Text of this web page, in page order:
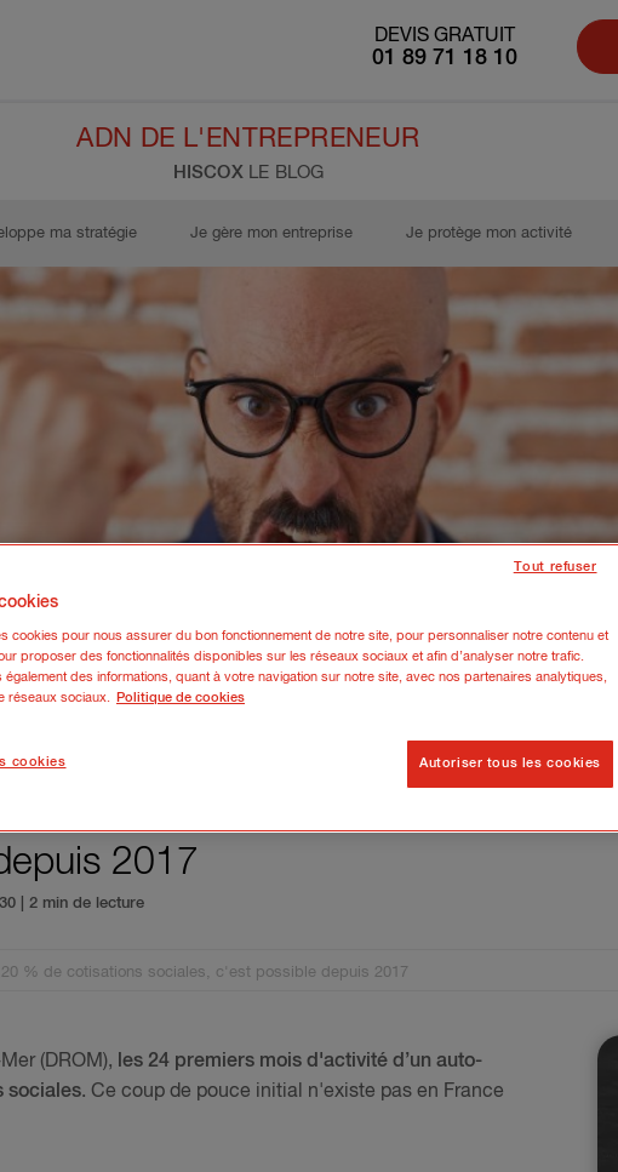
DEVIS GRATUIT
01 89 71 18 10
ADN DE L'ENTREPRENEUR
HISCOX LE BLOG
ma stratégie Je gère mon entreprise Je protège mon activité
lieu de 21,20 % de cotisations
2017
| 2 min de lecture
% de cotisations sociales, c'est possible depuis 2017
(DROM), les 24 premiers mois d'activité d’un auto-
sociales. Ce coup de pouce initial n'existe pas en France
cookies pour nous assurer du bon fonctionnement de notre site, pour personnaliser notre contenu et
proposer des fonctionnalités disponibles sur les réseaux sociaux et afin d’analyser notre trafic.
également des informations, quant à votre navigation sur notre site, avec nos partenaires analytiques,
réseaux sociaux. Politique de cookies
cookies
Tout refuser
Autoriser tous les cookies